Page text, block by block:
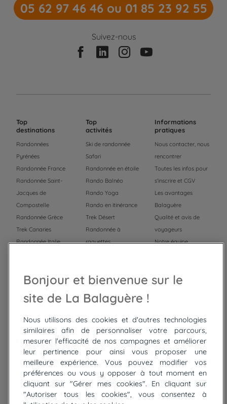
05 62 97 46 46 ou 01 85 23 92 55
Suivez-nous
Top
destinations
Randonnées
Pyrénées
Randonnée France
Randonnée Saint-
Jacques de
Compostelle
Randonnée Grèce
Trek Canaries
Randonnée Italie
Trek Mauritanie
Top
activités
Ski de randonnée
Safari
Randonnée en étoile
Rando Balnéo
Rando Yoga
Rando en itinérance
Trek Désert
Randonnée à
raquettes
Trek
Informations
pratiques
Nous contacter, nous
rencontrer
Toutes les infos pour
s'inscrire et CGV
Les avantages
Balaguère
Qualité et avis de
voyageurs
Notre équipe
Top
circuits
Tour du lac de Constance à vélo
Cyclades : Amorgos et Naxos
Randonnée aux Bardenas Reales
De Collioure à Cadaquès à pied
Découverte des trésors de Madère
Bonjour et bienvenue sur le
site de La Balaguère !
Nous utilisons des cookies et d'autres technologies
similaires afin de personnaliser votre parcours,
mesurer l'efficacité de nos campagnes et améliorer
leur pertinence pour ainsi vous proposer une
meilleure expérience. Vous pouvez modifier vos
préférences ou vous y opposer à tout moment en
cliquant sur "Gérer mes cookies". En cliquant sur
"Autoriser tous les cookies", vous consentez à